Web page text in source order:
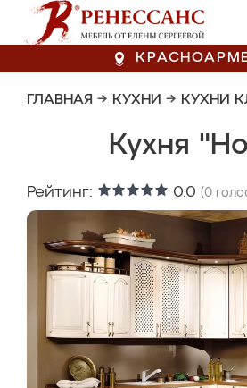
ГЛАВНАЯ → КУХНИ → КУХНИ
Кухня
Рейтинг: 0.0 (0